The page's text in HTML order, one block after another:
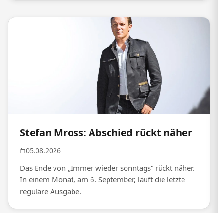
Stefan Mross: Abschied rückt näher
05.08.2026
Das Ende von „Immer wieder sonntags“ rückt näher.
In einem Monat, am 6. September, läuft die letzte
reguläre Ausgabe.